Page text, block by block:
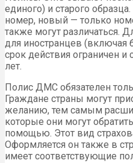
единого) и старого
номер, новый — только
также могут различаться.
для иностранцев
срок действия ограничен и
лет.
Полис ДМС обязателен
Граждане страны могут
желанию, тем самым
которые они могут
помощью. Этот вид
Оформляется он также в
имеет соответствующие